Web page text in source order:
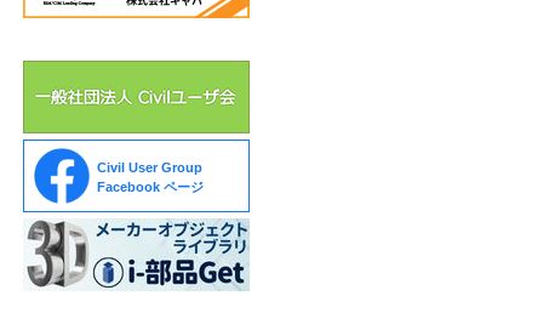
Civil User Group
Facebook ページ